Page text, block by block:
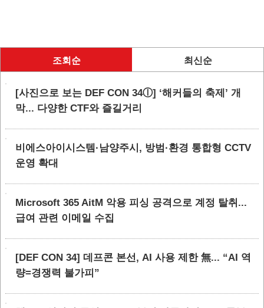
조회순 최신순
[사진으로 보는 DEF CON 34ⓛ] ‘해커들의 축제’ 개
막... 다양한 CTF와 즐길거리
비에스아이시스템·남양주시, 방범·환경 통합형 CCTV
운영 확대
Microsoft 365 AitM 악용 피싱 공격으로 계정 탈취...
급여 관련 이메일 수집
[DEF CON 34] 데프콘 본선, AI 사용 제한 無... “AI 역
량=경쟁력 불가피”